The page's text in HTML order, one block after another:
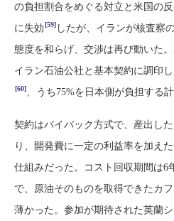
の負担割合をめぐる対立と米国の
に失効[59] したが、イランが核査察
態度を和らげ、交渉は再び動いた
イラン石油公社と基本契約に調印
[60] 、うち75%を日本側が負担する
契約はバイバック方式で、産出し
り、開発費に一定の利益率を加え
仕組みだった。コスト回収期間は6
で、原油そのものを取得できたカ
薄かった。参加が期待された英蘭